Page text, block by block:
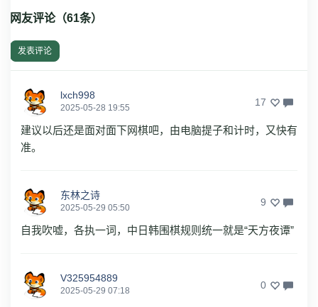
网友评论（61条）
发表评论
lxch998
2025-05-28 19:55 17
建议以后还是面对面下网棋吧，由电脑提子和计时，又快有
准。
东林之诗
2025-05-29 05:50 9
自我吹嘘，各执一词，中日韩围棋规则统一就是“天方夜谭”
V325954889
2025-05-29 07:18 0